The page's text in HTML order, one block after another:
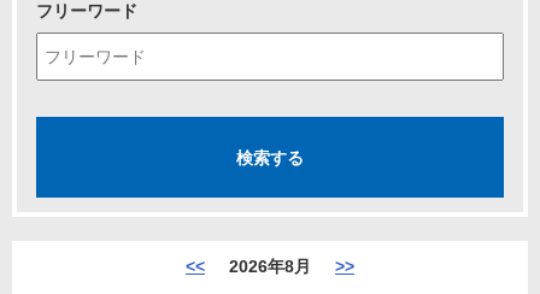
フリーワード
<< 2026年8月 >>